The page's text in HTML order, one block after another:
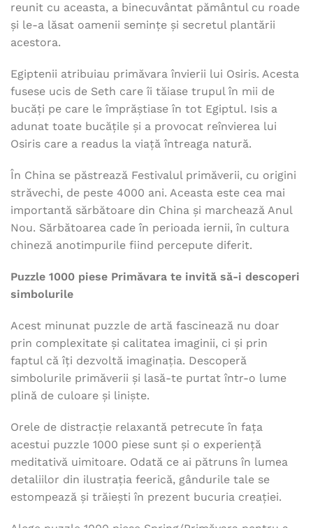
reunit cu aceasta, a binecuvântat pământul cu roade
și le-a lăsat oamenii semințe și secretul plantării
acestora.
Egiptenii atribuiau primăvara învierii lui Osiris. Acesta
fusese ucis de Seth care îi tăiase trupul în mii de
bucăți pe care le împrăștiase în tot Egiptul. Isis a
adunat toate bucățile și a provocat reînvierea lui
Osiris care a readus la viață întreaga natură.
În China se păstrează Festivalul primăverii, cu origini
străvechi, de peste 4000 ani. Aceasta este cea mai
importantă sărbătoare din China și marchează Anul
Nou. Sărbătoarea cade în perioada iernii, în cultura
chineză anotimpurile fiind percepute diferit.
Puzzle 1000 piese Primăvara te invită să-i descoperi
simbolurile
Acest minunat puzzle de artă fascinează nu doar
prin complexitate și calitatea imaginii, ci și prin
faptul că îți dezvoltă imaginația. Descoperă
simbolurile primăverii și lasă-te purtat într-o lume
plină de culoare și liniște.
Orele de distracție relaxantă petrecute în fața
acestui puzzle 1000 piese sunt și o experiență
meditativă uimitoare. Odată ce ai pătruns în lumea
detaliilor din ilustrația feerică, gândurile tale se
estompează și trăiești în prezent bucuria creației.